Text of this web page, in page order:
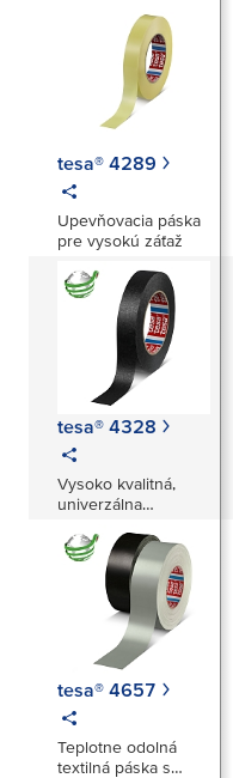
tesa® 4289
Upevňovacia páska
pre vysokú záťaž
tesa® 4328
Vysoko kvalitná,
univerzálna
maskovacia farebná
páska
tesa® 4657
Teplotne odolná
textilná páska s